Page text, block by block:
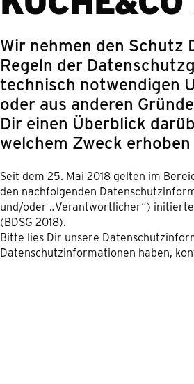
Wir nehmen den Schutz
Regeln der
technisch notwendigen
oder aus anderen
Dir einen Überblick
welchem Zweck
Seit dem 25. Mai 2018 gelten im
den nachfolgenden
und/oder „Verantwortlicher“) initierte
(BDSG 2018).
Bitte lies Dir unsere
Datenschutzinformationen haben,